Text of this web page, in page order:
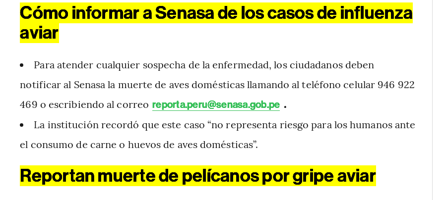
Cómo informar a Senasa de los casos de influenza
aviar
Para atender cualquier sospecha de la enfermedad, los ciudadanos deben
notificar al Senasa la muerte de aves domésticas llamando al teléfono celular 946 922
469 o escribiendo al correo reporta.peru@senasa.gob.pe .
La institución recordó que este caso “no representa riesgo para los humanos ante
el consumo de carne o huevos de aves domésticas”.
Reportan muerte de pelícanos por gripe aviar